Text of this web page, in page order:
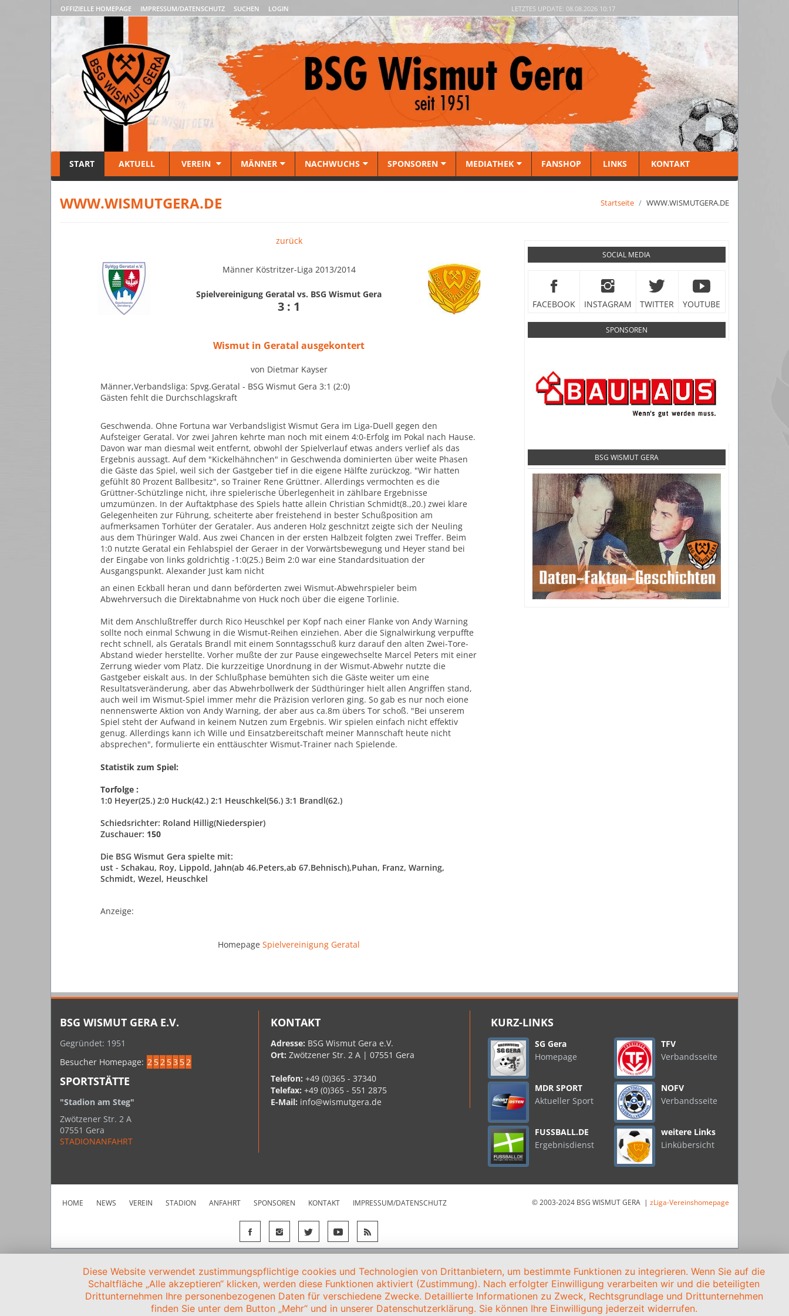
OFFIZIELLE HOMEPAGE IMPRESSUM/DATENSCHUTZ SUCHEN LOGIN LETZTES UPDATE: 08.08.2026 10:17
START AKTUELL VEREIN MÄNNER NACHWUCHS SPONSOREN MEDIATHEK FANSHOP LINKS KONTAKT
WWW.WISMUTGERA.DE Startseite WWW.WISMUTGERA.DE
zurück
Männer Köstritzer-Liga 2013/2014
Spielvereinigung Geratal vs. BSG Wismut Gera
3 : 1
Wismut in Geratal ausgekontert
von Dietmar Kayser
Männer,Verbandsliga: Spvg.Geratal - BSG Wismut Gera 3:1 (2:0)
Gästen fehlt die Durchschlagskraft
Geschwenda. Ohne Fortuna war Verbandsligist Wismut Gera im Liga-Duell gegen den
Aufsteiger Geratal. Vor zwei Jahren kehrte man noch mit einem 4:0-Erfolg im Pokal nach Hause.
Davon war man diesmal weit entfernt, obwohl der Spielverlauf etwas anders verlief als das
Ergebnis aussagt. Auf dem "Kickelhähnchen" in Geschwenda dominierten über weite Phasen
die Gäste das Spiel, weil sich der Gastgeber tief in die eigene Hälfte zurückzog. "Wir hatten
gefühlt 80 Prozent Ballbesitz", so Trainer Rene Grüttner. Allerdings vermochten es die
Grüttner-Schützlinge nicht, ihre spielerische Überlegenheit in zählbare Ergebnisse
umzumünzen. In der Auftaktphase des Spiels hatte allein Christian Schmidt(8.,20.) zwei klare
Gelegenheiten zur Führung, scheiterte aber freistehend in bester Schußposition am
aufmerksamen Torhüter der Gerataler. Aus anderen Holz geschnitzt zeigte sich der Neuling
aus dem Thüringer Wald. Aus zwei Chancen in der ersten Halbzeit folgten zwei Treffer. Beim
1:0 nutzte Geratal ein Fehlabspiel der Geraer in der Vorwärtsbewegung und Heyer stand bei
der Eingabe von links goldrichtig -1:0(25.) Beim 2:0 war eine Standardsituation der
Ausgangspunkt. Alexander Just kam nicht
an einen Eckball heran und dann beförderten zwei Wismut-Abwehrspieler beim
Abwehrversuch die Direktabnahme von Huck noch über die eigene Torlinie.
Mit dem Anschlußtreffer durch Rico Heuschkel per Kopf nach einer Flanke von Andy Warning
sollte noch einmal Schwung in die Wismut-Reihen einziehen. Aber die Signalwirkung verpuffte
recht schnell, als Geratals Brandl mit einem Sonntagsschuß kurz darauf den alten Zwei-Tore-
Abstand wieder herstellte. Vorher mußte der zur Pause eingewechselte Marcel Peters mit einer
Zerrung wieder vom Platz. Die kurzzeitige Unordnung in der Wismut-Abwehr nutzte die
Gastgeber eiskalt aus. In der Schlußphase bemühten sich die Gäste weiter um eine
Resultatsveränderung, aber das Abwehrbollwerk der Südthüringer hielt allen Angriffen stand,
auch weil im Wismut-Spiel immer mehr die Präzision verloren ging. So gab es nur noch eione
nennenswerte Aktion von Andy Warning, der aber aus ca.8m übers Tor schoß. "Bei unserem
Spiel steht der Aufwand in keinem Nutzen zum Ergebnis. Wir spielen einfach nicht effektiv
genug. Allerdings kann ich Wille und Einsatzbereitschaft meiner Mannschaft heute nicht
absprechen", formulierte ein enttäuschter Wismut-Trainer nach Spielende.
Statistik zum Spiel:
Torfolge :
1:0 Heyer(25.) 2:0 Huck(42.) 2:1 Heuschkel(56.) 3:1 Brandl(62.)
Schiedsrichter: Roland Hillig(Niederspier)
Zuschauer: 150
Die BSG Wismut Gera spielte mit:
ust - Schakau, Roy, Lippold, Jahn(ab 46.Peters,ab 67.Behnisch),Puhan, Franz, Warning,
Schmidt, Wezel, Heuschkel
Anzeige:
HomepageSpielvereinigung Geratal
SOCIAL MEDIA
FACEBOOK INSTAGRAM TWITTER YOUTUBE
SPONSOREN
BSG WISMUT GERA
BSG WISMUT GERA E.V.
Gegründet: 1951
Besucher Homepage: 2 52 53 52
SPORTSTÄTTE
"Stadion am Steg"
Zwötzener Str. 2 A
07551 Gera
STADIONANFAHRT
KONTAKT
Adresse: BSG Wismut Gera e.V.
Ort:Zwötzener Str. 2 A | 07551 Gera
Telefon:+49 (0)365 - 37340
Telefax:+49 (0)365 - 551 2875
E-Mail: info@wismutgera.de
KURZ-LINKS
SG Gera
Homepage
MDR SPORT
Aktueller Sport
FUSSBALL.DE
Ergebnisdienst
TFV
Verbandsseite
NOFV
Verbandsseite
weitere Links
Linkübersicht
HOME NEWS VEREIN STADION ANFAHRT SPONSOREN KONTAKT IMPRESSUM/DATENSCHUTZ © 2003-2024 BSG WISMUT GERA | zLiga-Vereinshomepage
Diese Website verwendet zustimmungspflichtige cookies und Technologien von Drittanbietern, um bestimmte Funktionen zu integrieren. Wenn Sie auf die
Schaltfläche „Alle akzeptieren“ klicken, werden diese Funktionen aktiviert (Zustimmung). Nach erfolgter Einwilligung verarbeiten wir und die beteiligten
Drittunternehmen Ihre personenbezogenen Daten für verschiedene Zwecke. Detaillierte Informationen zu Zweck, Rechtsgrundlage und Drittunternehmen
finden Sie unter dem Button „Mehr“ und in unserer Datenschutzerklärung. Sie können Ihre Einwilligung jederzeit widerrufen.